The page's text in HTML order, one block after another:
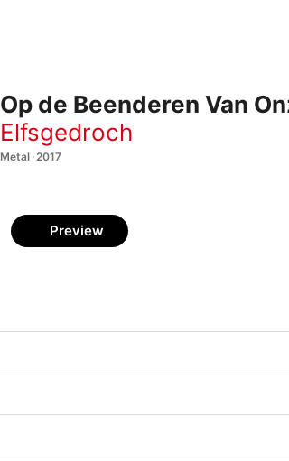
Op de Beenderen Van
Elfsgedroch
Metal · 2017
Preview